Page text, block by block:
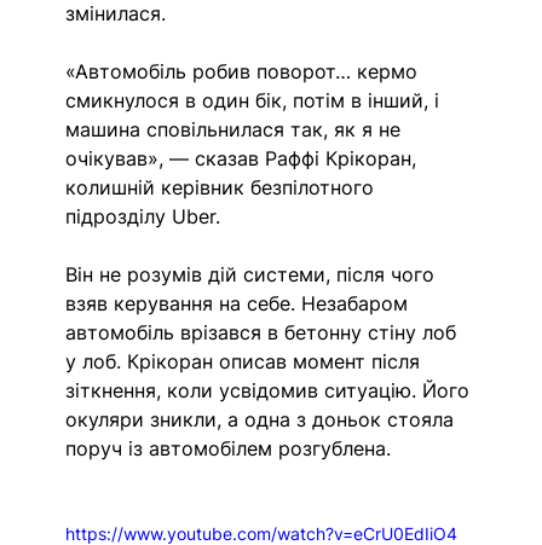
змінилася.
«Автомобіль робив поворот… кермо
смикнулося в один бік, потім в інший, і
машина сповільнилася так, як я не
очікував», — сказав Раффі Крікоран,
колишній керівник безпілотного
підрозділу Uber.
Він не розумів дій системи, після чого
взяв керування на себе. Незабаром
автомобіль врізався в бетонну стіну лоб
у лоб. Крікоран описав момент після
зіткнення, коли усвідомив ситуацію. Його
окуляри зникли, а одна з доньок стояла
поруч із автомобілем розгублена.
https://www.youtube.com/watch?v=eCrU0EdIiO4